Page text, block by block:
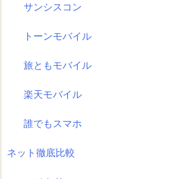
サンシスコン
トーンモバイル
旅ともモバイル
楽天モバイル
誰でもスマホ
ネット徹底比較